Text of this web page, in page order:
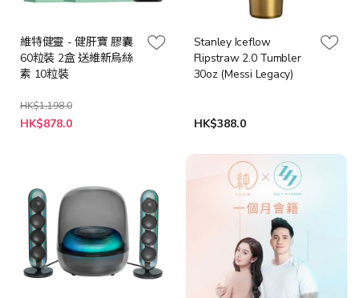
維特健靈 - 健肝寶 膠囊
60粒裝 2盒 送維新烏絲
素 10粒裝
HK$1,198.0
特
殊
HK$878.0
Stanley Iceflow
Flipstraw 2.0 Tumbler
30oz (Messi Legacy)
HK$388.0